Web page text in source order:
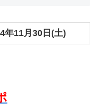
年11月30日(土)